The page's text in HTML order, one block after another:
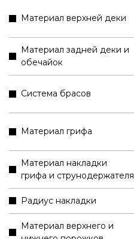
Материал верхней деки
Материал задней деки и
обечайок
Система брасов
Материал грифа
Материал накладки
грифа и струнодержателя
Радиус накладки
Материал верхнего и